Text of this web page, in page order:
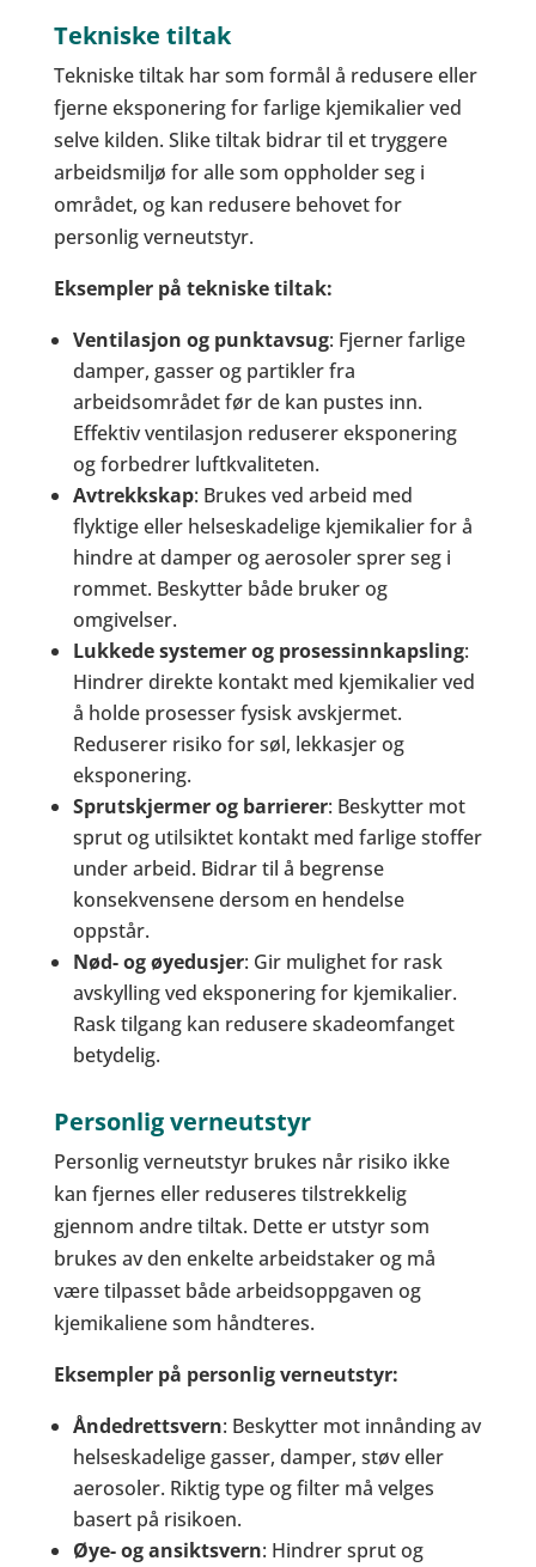
Tekniske tiltak
Tekniske tiltak har som formål å redusere eller
fjerne eksponering for farlige kjemikalier ved
selve kilden. Slike tiltak bidrar til et tryggere
arbeidsmiljø for alle som oppholder seg i
området, og kan redusere behovet for
personlig verneutstyr.
Eksempler på tekniske tiltak:
Ventilasjon og punktavsug: Fjerner farlige
damper, gasser og partikler fra
arbeidsområdet før de kan pustes inn.
Effektiv ventilasjon reduserer eksponering
og forbedrer luftkvaliteten.
Avtrekkskap: Brukes ved arbeid med
flyktige eller helseskadelige kjemikalier for å
hindre at damper og aerosoler sprer seg i
rommet. Beskytter både bruker og
omgivelser.
Lukkede systemer og prosessinnkapsling:
Hindrer direkte kontakt med kjemikalier ved
å holde prosesser fysisk avskjermet.
Reduserer risiko for søl, lekkasjer og
eksponering.
Sprutskjermer og barrierer: Beskytter mot
sprut og utilsiktet kontakt med farlige stoffer
under arbeid. Bidrar til å begrense
konsekvensene dersom en hendelse
oppstår.
Nød- og øyedusjer: Gir mulighet for rask
avskylling ved eksponering for kjemikalier.
Rask tilgang kan redusere skadeomfanget
betydelig.
Personlig verneutstyr
Personlig verneutstyr brukes når risiko ikke
kan fjernes eller reduseres tilstrekkelig
gjennom andre tiltak. Dette er utstyr som
brukes av den enkelte arbeidstaker og må
være tilpasset både arbeidsoppgaven og
kjemikaliene som håndteres.
Eksempler på personlig verneutstyr:
Åndedrettsvern: Beskytter mot innånding av
helseskadelige gasser, damper, støv eller
aerosoler. Riktig type og filter må velges
basert på risikoen.
Øye- og ansiktsvern: Hindrer sprut og